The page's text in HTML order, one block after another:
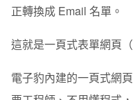
正轉換成 Email 名單。
這就是一頁式表單網頁
電子豹內建的一頁式網